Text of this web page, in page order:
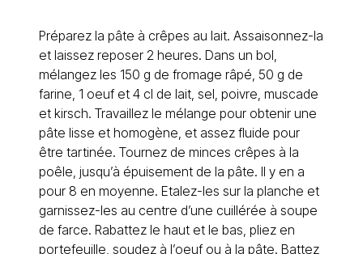
Préparez la pâte à crêpes au lait. Assaisonnez-la
et laissez reposer 2 heures. Dans un bol,
mélangez les 150 g de fromage râpé, 50 g de
farine, 1 oeuf et 4 cl de lait, sel, poivre, muscade
et kirsch. Travaillez le mélange pour obtenir une
pâte lisse et homogène, et assez fluide pour
être tartinée. Tournez de minces crêpes à la
poêle, jusqu’à épuisement de la pâte. Il y en a
pour 8 en moyenne. Etalez-les sur la planche et
garnissez-les au centre d’une cuillérée à soupe
de farce. Rabattez le haut et le bas, pliez en
portefeuille, soudez à l’oeuf ou à la pâte. Battez